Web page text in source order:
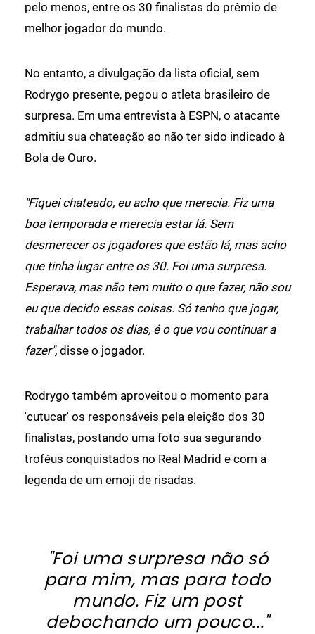
pelo menos, entre os 30 finalistas do prêmio de
melhor jogador do mundo.
No entanto, a divulgação da lista oficial, sem
Rodrygo presente, pegou o atleta brasileiro de
surpresa. Em uma entrevista à ESPN, o atacante
admitiu sua chateação ao não ter sido indicado à
Bola de Ouro.
"Fiquei chateado, eu acho que merecia. Fiz uma
boa temporada e merecia estar lá. Sem
desmerecer os jogadores que estão lá, mas acho
que tinha lugar entre os 30. Foi uma surpresa.
Esperava, mas não tem muito o que fazer, não sou
eu que decido essas coisas. Só tenho que jogar,
trabalhar todos os dias, é o que vou continuar a
fazer", disse o jogador.
Rodrygo também aproveitou o momento para
'cutucar' os responsáveis pela eleição dos 30
finalistas, postando uma foto sua segurando
troféus conquistados no Real Madrid e com a
legenda de um emoji de risadas.
"Foi uma surpresa não só
para mim, mas para todo
mundo. Fiz um post
debochando um pouco..."